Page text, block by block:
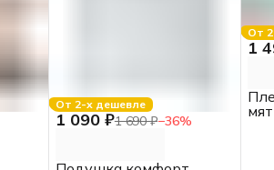
От 2-х дешевле
1 090 ₽1 690 ₽−36%
От
1